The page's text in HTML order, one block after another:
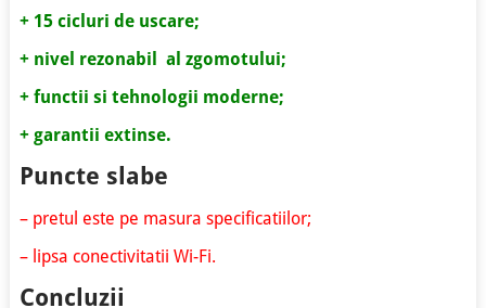
+ 15 cicluri de uscare;
+ nivel rezonabil al zgomotului;
+ functii si tehnologii moderne;
+ garantii extinse.
Puncte slabe
– pretul este pe masura specificatiilor;
– lipsa conectivitatii Wi-Fi.
Concluzii